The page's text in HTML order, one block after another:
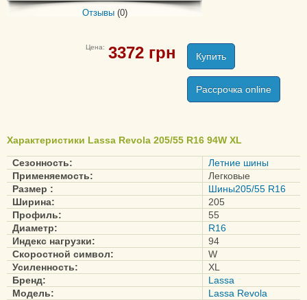
Transway
Transway 3
Multiways-C
Отзывы (0)
Цена: 3372 грн Купить
Рассрочка online
Характеристики Lassa Revola 205/55 R16 94W XL
Сезонность:
Летние шины
Применяемость:
Легковые
Размер :
Шины205/55 R16
Ширина:
205
Профиль:
55
Диаметр:
R16
Индекс нагрузки:
94
Скоростной символ:
W
Усиленность:
XL
Бренд:
Lassa
Модель:
Lassa Revola